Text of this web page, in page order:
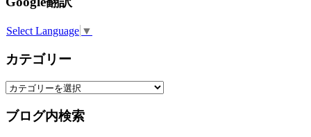
Select Language ▼
カテゴリー
カ
ゴ
ブログ内検索